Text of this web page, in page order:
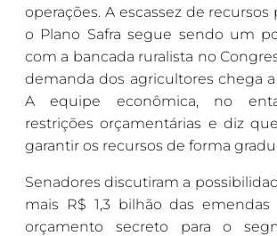
operações. A escassez de recursos
o Plano Safra segue sendo um
com a bancada ruralista no
demanda dos agricultores chega
A equipe econômica, no
restrições orçamentárias e diz
garantir os recursos de forma
Senadores discutiram a
mais R$ 1,3 bilhão das
orçamento secreto para o